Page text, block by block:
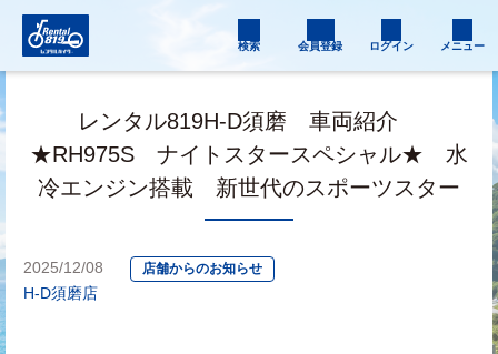
検索 会員登録 ログイン メニュー
レンタル819H-D須磨 車両紹介
★RH975S ナイトスタースペシャル★ 水
冷エンジン搭載 新世代のスポーツスター
2025/12/08 店舗からのお知らせ
H-D須磨店